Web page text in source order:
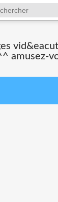
amusez-